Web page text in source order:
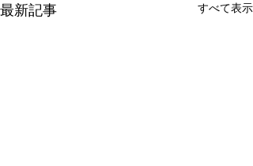
最新記事 すべて表示